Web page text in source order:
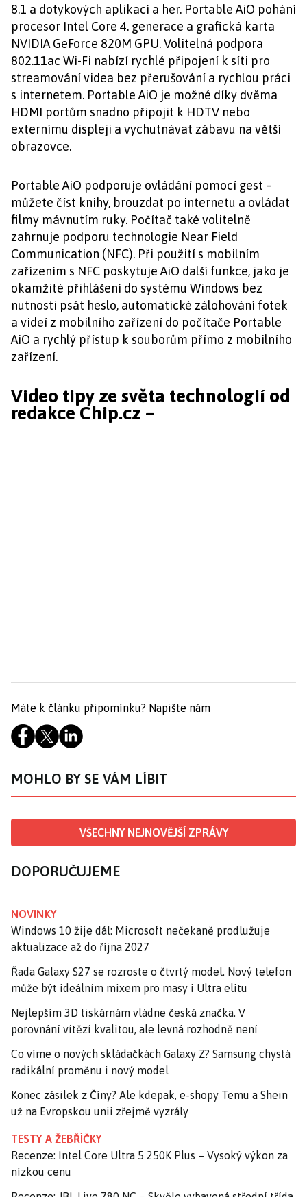
8.1 a dotykových aplikací a her. Portable AiO pohání
procesor Intel Core 4. generace a grafická karta
NVIDIA GeForce 820M GPU. Volitelná podpora
802.11ac Wi-Fi nabízí rychlé připojení k síti pro
streamování videa bez přerušování a rychlou práci
s internetem. Portable AiO je možné díky dvěma
HDMI portům snadno připojit k HDTV nebo
externímu displeji a vychutnávat zábavu na větší
obrazovce.
Portable AiO podporuje ovládání pomocí gest –
můžete číst knihy, brouzdat po internetu a ovládat
filmy mávnutím ruky. Počítač také volitelně
zahrnuje podporu technologie Near Field
Communication (NFC). Při použití s mobilním
zařízením s NFC poskytuje AiO další funkce, jako je
okamžité přihlášení do systému Windows bez
nutnosti psát heslo, automatické zálohování fotek
a videí z mobilního zařízení do počítače Portable
AiO a rychlý přístup k souborům přímo z mobilního
zařízení.
Video tipy ze světa technologií od
redakce Chip.cz –
Máte k článku připomínku? Napište nám
MOHLO BY SE VÁM LÍBIT
VŠECHNY NEJNOVĚJŠÍ ZPRÁVY
DOPORUČUJEME
NOVINKY
Windows 10 žije dál: Microsoft nečekaně prodlužuje
aktualizace až do října 2027
Řada Galaxy S27 se rozroste o čtvrtý model. Nový telefon
může být ideálním mixem pro masy i Ultra elitu
Nejlepším 3D tiskárnám vládne česká značka. V
porovnání vítězí kvalitou, ale levná rozhodně není
Co víme o nových skládačkách Galaxy Z? Samsung chystá
radikální proměnu i nový model
Konec zásilek z Číny? Ale kdepak, e-shopy Temu a Shein
už na Evropskou unii zřejmě vyzrály
TESTY A ŽEBŘÍČKY
Recenze: Intel Core Ultra 5 250K Plus – Vysoký výkon za
nízkou cenu